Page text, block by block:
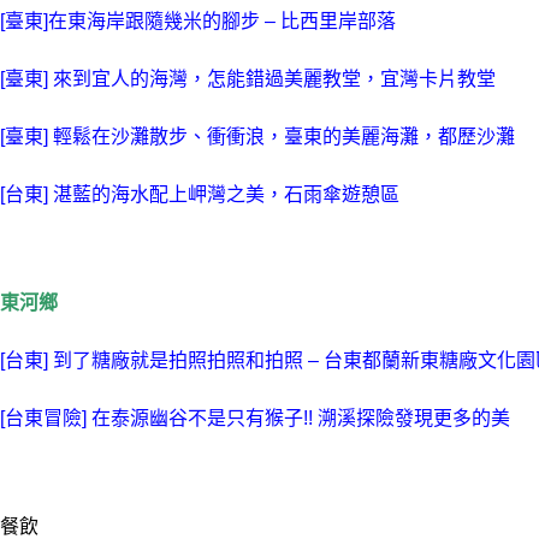
[臺東]在東海岸跟隨幾米的腳步 – 比西里岸部落
[臺東] 來到宜人的海灣，怎能錯過美麗教堂，宜灣卡片教堂
[臺東] 輕鬆在沙灘散步、衝衝浪，臺東的美麗海灘，都歷沙灘
[台東] 湛藍的海水配上岬灣之美，石雨傘遊憩區
東河鄉
[台東] 到了糖廠就是拍照拍照和拍照 – 台東都蘭新東糖廠文化園
[台東冒險] 在泰源幽谷不是只有猴子!! 溯溪探險發現更多的美
餐飲